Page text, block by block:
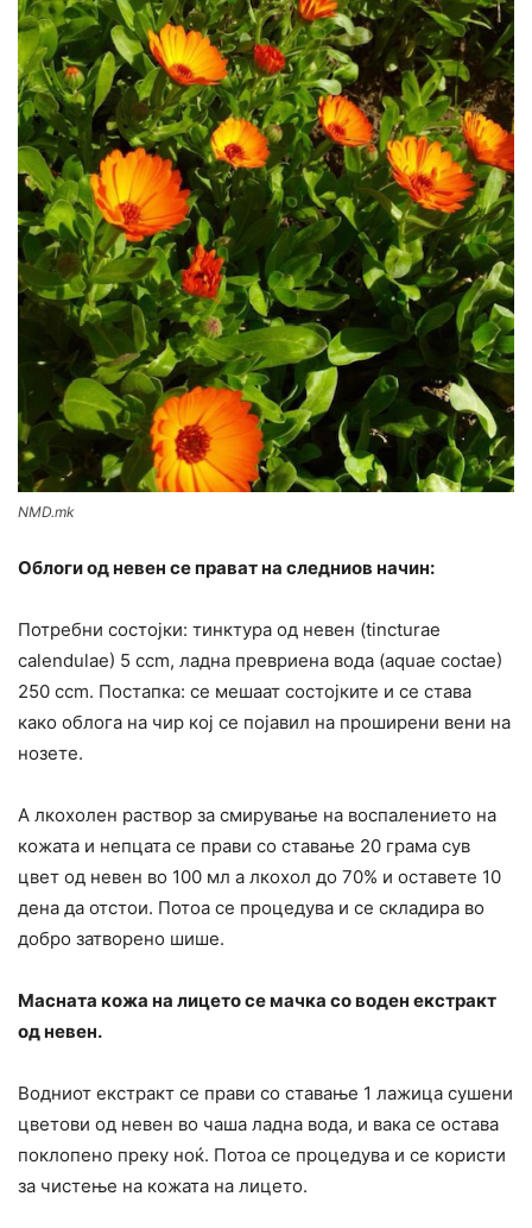
NMD.mk
Облоги од невен се прават на следниов начин:
Потребни состојки: тинктура од невен (tincturae
calendulae) 5 ccm, ладна превриена вода (aquae coctae)
250 ccm. Постапка: се мешаат состојките и се става
како облога на чир кој се појавил на проширени вени на
нозете.
А лкохолен раствор за смирување на воспалението на
кожата и непцата се прави со ставање 20 грама сув
цвет од невен во 100 мл а лкохол до 70% и оставете 10
дена да отстои. Потоа се процедува и се складира во
добро затворено шише.
Масната кожа на лицето се мачка со воден екстракт
од невен.
Водниот екстракт се прави со ставање 1 лажица сушени
цветови од невен во чаша ладна вода, и вака се остава
поклопено преку ноќ. Потоа се процедува и се користи
за чистење на кожата на лицето.